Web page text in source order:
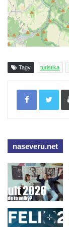
Tagy turistika
naseveru.net